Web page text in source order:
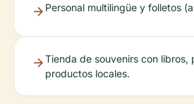
Personal multilingüe y folletos
Tienda de souvenirs con libros,
productos locales.